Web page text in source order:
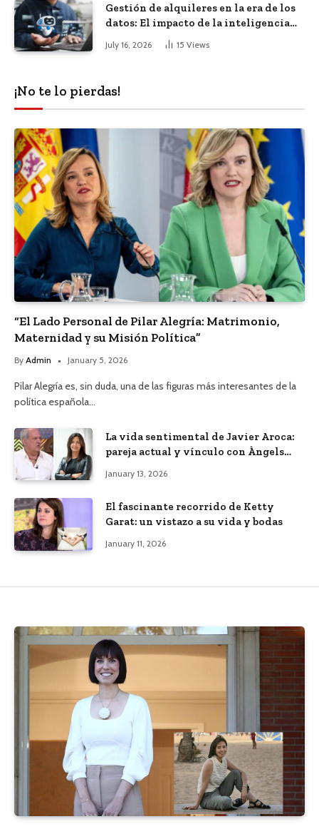
Gestión de alquileres en la era de los
datos: El impacto de la inteligencia
July 16, 2026 15 Views
¡No te lo pierdas!
“El Lado Personal de Pilar Alegría: Matrimonio,
Maternidad y su Misión Política”
By Admin January 5, 2026
Pilar Alegría es, sin duda, una de las figuras más interesantes de la
política española…
La vida sentimental de Javier Aroca:
pareja actual y vínculo con Àngels
January 13, 2026
El fascinante recorrido de Ketty
Garat: un vistazo a su vida y bodas
January 11, 2026